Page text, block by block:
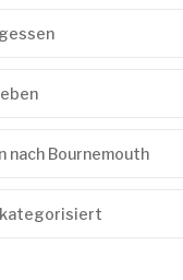
nach Bournemouth